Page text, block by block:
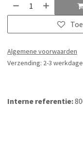
Algemene voorwaarden
Verzending: 2-3
Interne referentie: